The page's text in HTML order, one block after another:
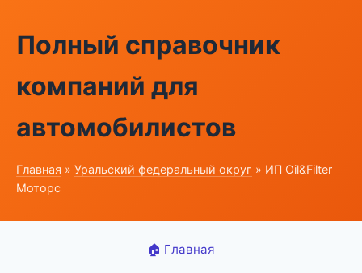
Полный справочник
компаний для
автомобилистов
Главная » Уральский федеральный округ » ИП Oil&Filter
Моторс
🏠 Главная